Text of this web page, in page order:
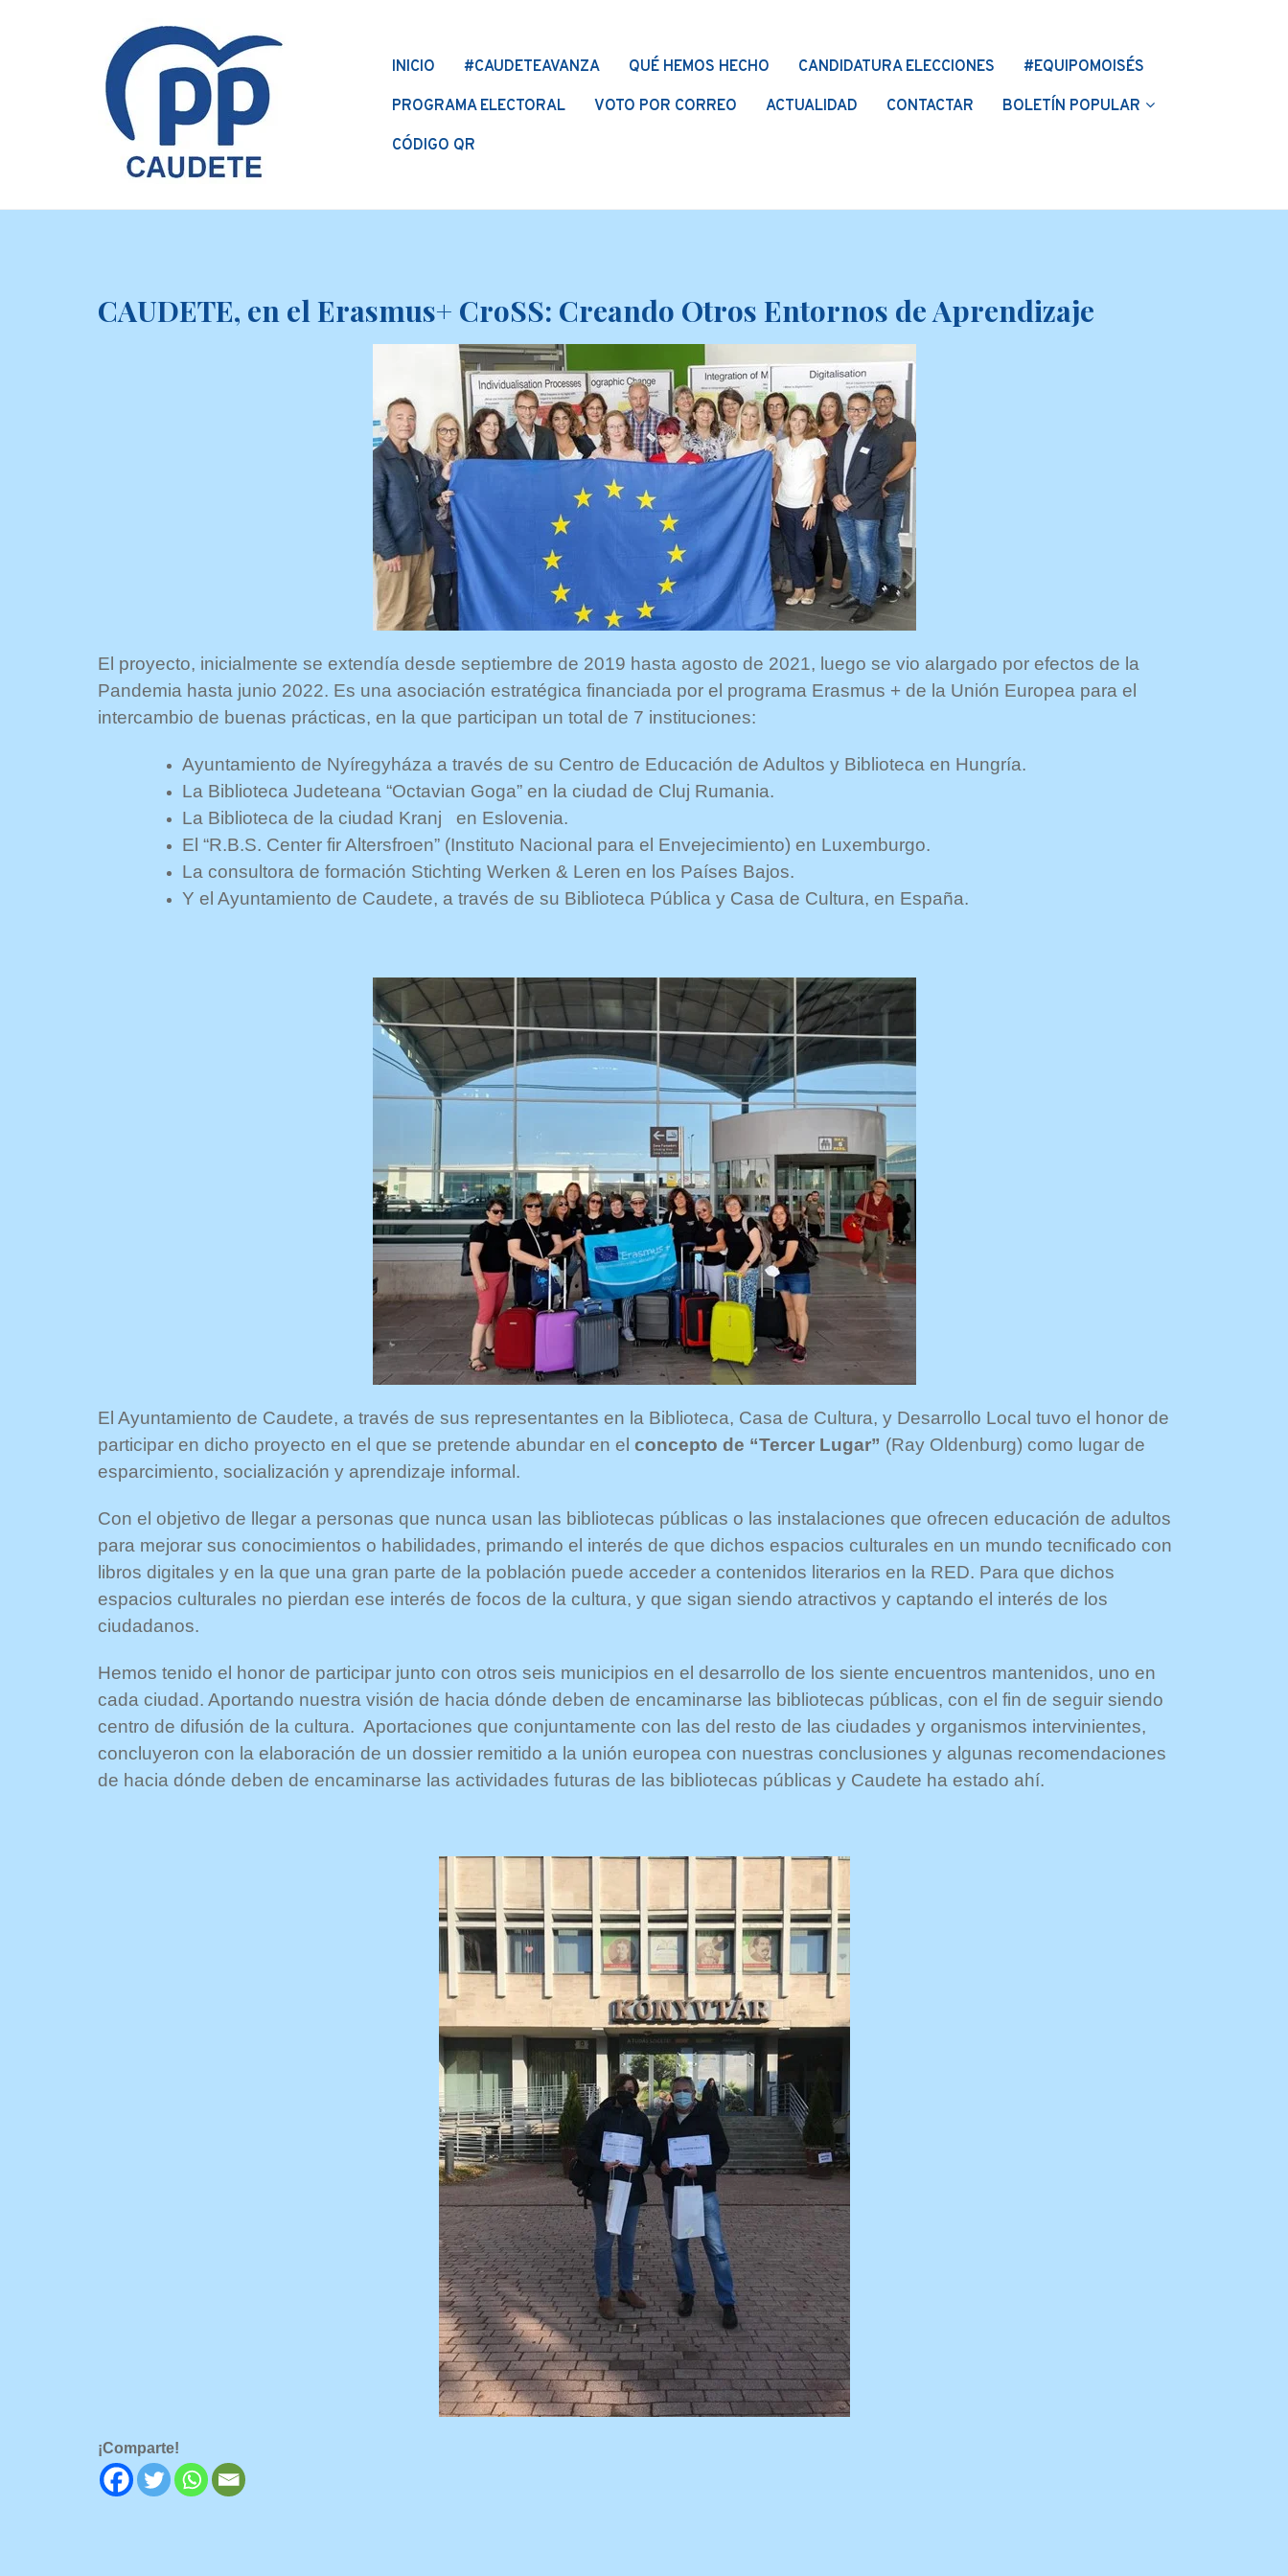
INICIO #CAUDETEAVANZA QUÉ HEMOS HECHO CANDIDATURA ELECCIONES #EQUIPOMOISÉS
PROGRAMA ELECTORAL VOTO POR CORREO ACTUALIDAD CONTACTAR BOLETÍN POPULAR
CÓDIGO QR
CAUDETE, en el Erasmus+ CroSS: Creando Otros Entornos de Aprendizaje
El proyecto, inicialmente se extendía desde septiembre de 2019 hasta agosto de 2021, luego se vio alargado por efectos de la
Pandemia hasta junio 2022. Es una asociación estratégica financiada por el programa Erasmus + de la Unión Europea para el
intercambio de buenas prácticas, en la que participan un total de 7 instituciones:
Ayuntamiento de Nyíregyháza a través de su Centro de Educación de Adultos y Biblioteca en Hungría.
La Biblioteca Judeteana “Octavian Goga” en la ciudad de Cluj Rumania.
La Biblioteca de la ciudad Kranj en Eslovenia.
El “R.B.S. Center fir Altersfroen” (Instituto Nacional para el Envejecimiento) en Luxemburgo.
La consultora de formación Stichting Werken & Leren en los Países Bajos.
Y el Ayuntamiento de Caudete, a través de su Biblioteca Pública y Casa de Cultura, en España.
El Ayuntamiento de Caudete, a través de sus representantes en la Biblioteca, Casa de Cultura, y Desarrollo Local tuvo el honor de
participar en dicho proyecto en el que se pretende abundar en el concepto de “Tercer Lugar” (Ray Oldenburg) como lugar de
esparcimiento, socialización y aprendizaje informal.
Con el objetivo de llegar a personas que nunca usan las bibliotecas públicas o las instalaciones que ofrecen educación de adultos
para mejorar sus conocimientos o habilidades, primando el interés de que dichos espacios culturales en un mundo tecnificado con
libros digitales y en la que una gran parte de la población puede acceder a contenidos literarios en la RED. Para que dichos
espacios culturales no pierdan ese interés de focos de la cultura, y que sigan siendo atractivos y captando el interés de los
ciudadanos.
Hemos tenido el honor de participar junto con otros seis municipios en el desarrollo de los siente encuentros mantenidos, uno en
cada ciudad. Aportando nuestra visión de hacia dónde deben de encaminarse las bibliotecas públicas, con el fin de seguir siendo
centro de difusión de la cultura. Aportaciones que conjuntamente con las del resto de las ciudades y organismos intervinientes,
concluyeron con la elaboración de un dossier remitido a la unión europea con nuestras conclusiones y algunas recomendaciones
de hacia dónde deben de encaminarse las actividades futuras de las bibliotecas públicas y Caudete ha estado ahí.
¡Comparte!